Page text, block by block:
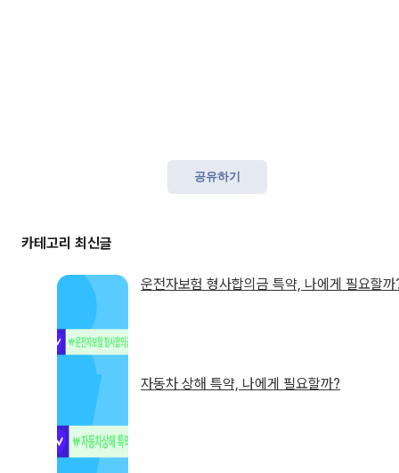
공유하기
운전자보험 형사합의금 특약, 나에게 필요할까
자동차 상해 특약, 나에게 필요할까?